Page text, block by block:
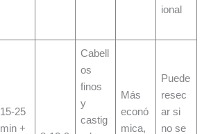
ional
15-25
min +
Cabell
os
finos
y
castig
Más
econó
mica,
Puede
resec
ar si
no se